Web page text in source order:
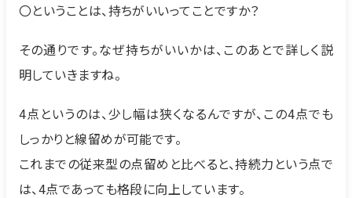
〇ということは、持ちがいいってことですか？
その通りです。なぜ持ちがいいかは、このあとで詳しく説
明していきますね。
4点というのは、少し幅は狭くなるんですが、この4点でも
しっかりと線留めが可能です。
これまでの従来型の点留めと比べると、持続力という点で
は、4点であっても格段に向上しています。